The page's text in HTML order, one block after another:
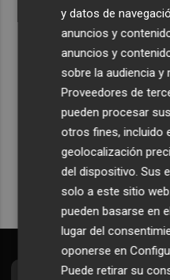
Recibe toda
Plaza
Quiero
y datos de
anuncios y
anuncios y
sobre la audiencia y
Proveedores de
pueden procesar
otros fines, incluido
geolocalización
del dispositivo. Sus
solo a este sitio
pueden basarse en
lugar del
oponerse en
Puede retirar su